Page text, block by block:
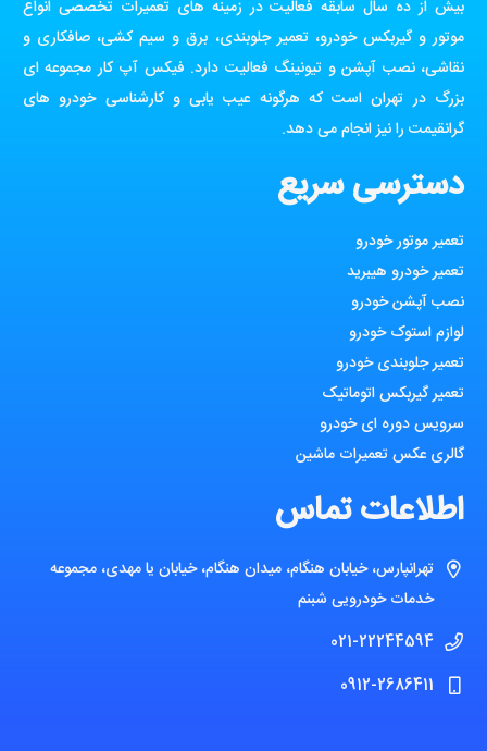
بیش از ده سال سابقه فعالیت در زمینه های تعمیرات تخصصی انواع
موتور و گیربکس خودرو، تعمیر جلوبندی، برق و سیم کشی، صافکاری و
نقاشی، نصب آپشن و تیونینگ فعالیت دارد. فیکس آپ کار مجموعه ای
بزرگ در تهران است که هرگونه عیب یابی و کارشناسی خودرو های
گرانقیمت را نیز انجام می دهد.
دسترسی سریع
تعمیر موتور خودرو
تعمیر خودرو هیبرید
نصب آپشن خودرو
لوازم استوک خودرو
تعمیر جلوبندی خودرو
تعمیر گیربکس اتوماتیک
سرویس دوره ای خودرو
گالری عکس تعمیرات ماشین
اطلاعات تماس
تهرانپارس، خیابان هنگام، میدان هنگام، خیابان یا مهدی، مجموعه
خدمات خودرویی شبنم
021-22244594
0912-2686411